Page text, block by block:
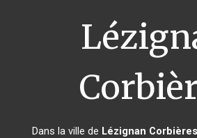
Dans la ville de Lézignan